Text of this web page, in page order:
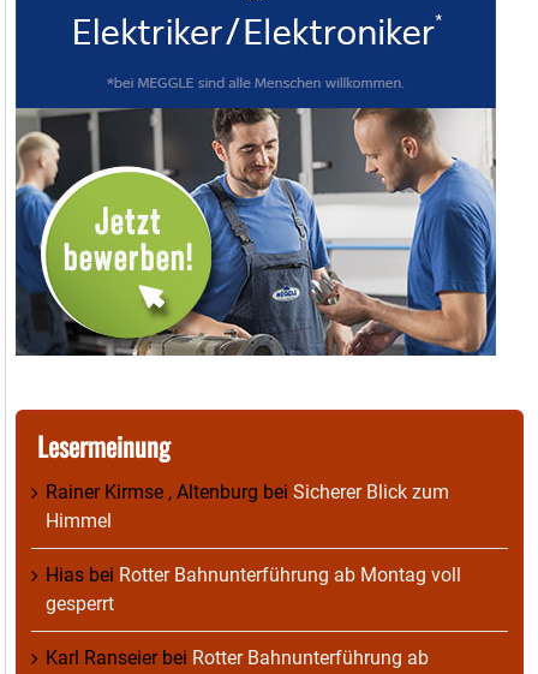
Lesermeinung
Rainer Kirmse , Altenburg bei Sicherer Blick zum
Himmel
Hias bei Rotter Bahnunterführung ab Montag voll
gesperrt
Karl Ranseierbei Rotter Bahnunterführung ab